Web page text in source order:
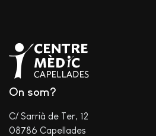
On som?
C/ Sarrià de Ter, 12
08786 Capellades